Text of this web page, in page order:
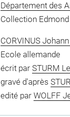
Département des
Collection
CORVINUS
Ecole allemande
écrit par STURM
gravé d'après
edité par WOLFF